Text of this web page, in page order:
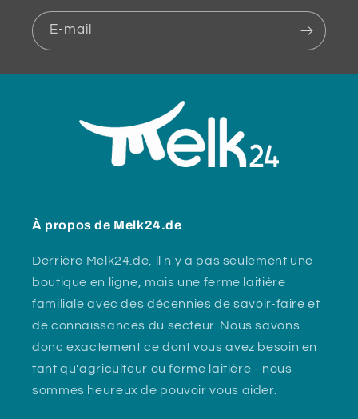
E-mail
À propos de Melk24.de
Derrière Melk24.de, il n'y a pas seulement une
boutique en ligne, mais une ferme laitière
familiale avec des décennies de savoir-faire et
de connaissances du secteur. Nous savons
donc exactement ce dont vous avez besoin en
tant qu'agriculteur ou ferme laitière - nous
sommes heureux de pouvoir vous aider.